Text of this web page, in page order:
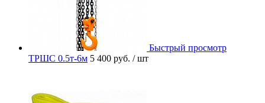
Быстрый просмотр
ТРШС 0.5т-6м 5 400 руб. / шт